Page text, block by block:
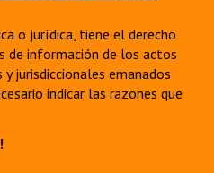
o jurídica, tiene el derecho
de información de los actos
jurisdiccionales emanados
indicar las razones que